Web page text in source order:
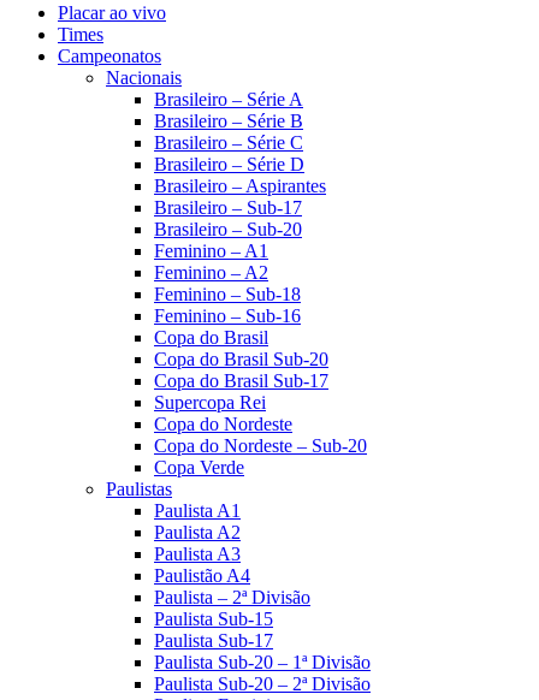
Placar ao vivo
Times
Campeonatos
Nacionais
Brasileiro – Série A
Brasileiro – Série B
Brasileiro – Série C
Brasileiro – Série D
Brasileiro – Aspirantes
Brasileiro – Sub-17
Brasileiro – Sub-20
Feminino – A1
Feminino – A2
Feminino – Sub-18
Feminino – Sub-16
Copa do Brasil
Copa do Brasil Sub-20
Copa do Brasil Sub-17
Supercopa Rei
Copa do Nordeste
Copa do Nordeste – Sub-20
Copa Verde
Paulistas
Paulista A1
Paulista A2
Paulista A3
Paulistão A4
Paulista – 2ª Divisão
Paulista Sub-15
Paulista Sub-17
Paulista Sub-20 – 1ª Divisão
Paulista Sub-20 – 2ª Divisão